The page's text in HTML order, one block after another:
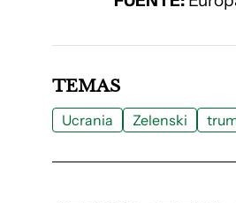
TEMAS
Ucrania Zelenski